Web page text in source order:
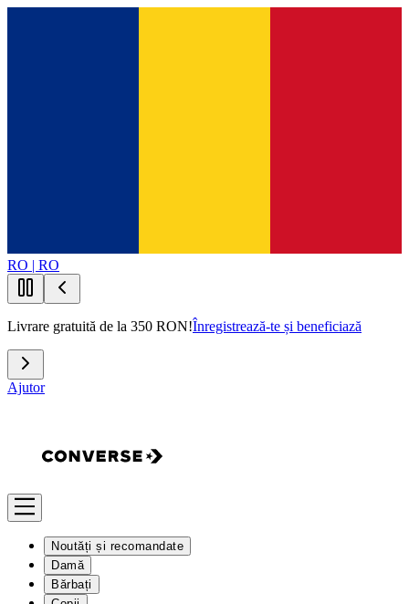
RO | RO
Livrare gratuită de la 350 RON!Înregistrează-te și beneficiază
Ajutor
Noutăți și recomandate
Damă
Bărbați